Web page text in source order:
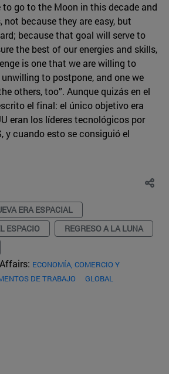
to go to the Moon in this decade and
because they are easy, but
because that goal will serve to
the best of our energies and skills,
is one that we are willing to
to postpone, and one we
others, too”. Aunque quizás en el
el final: el único objetivo era
eran los líderes tecnológicos por
y cuando esto se consiguió el
ERA ESPACIAL
ESPACIO
REGRESO A LA LUNA
ECONOMÍA, COMERCIO Y
DE TRABAJO
GLOBAL